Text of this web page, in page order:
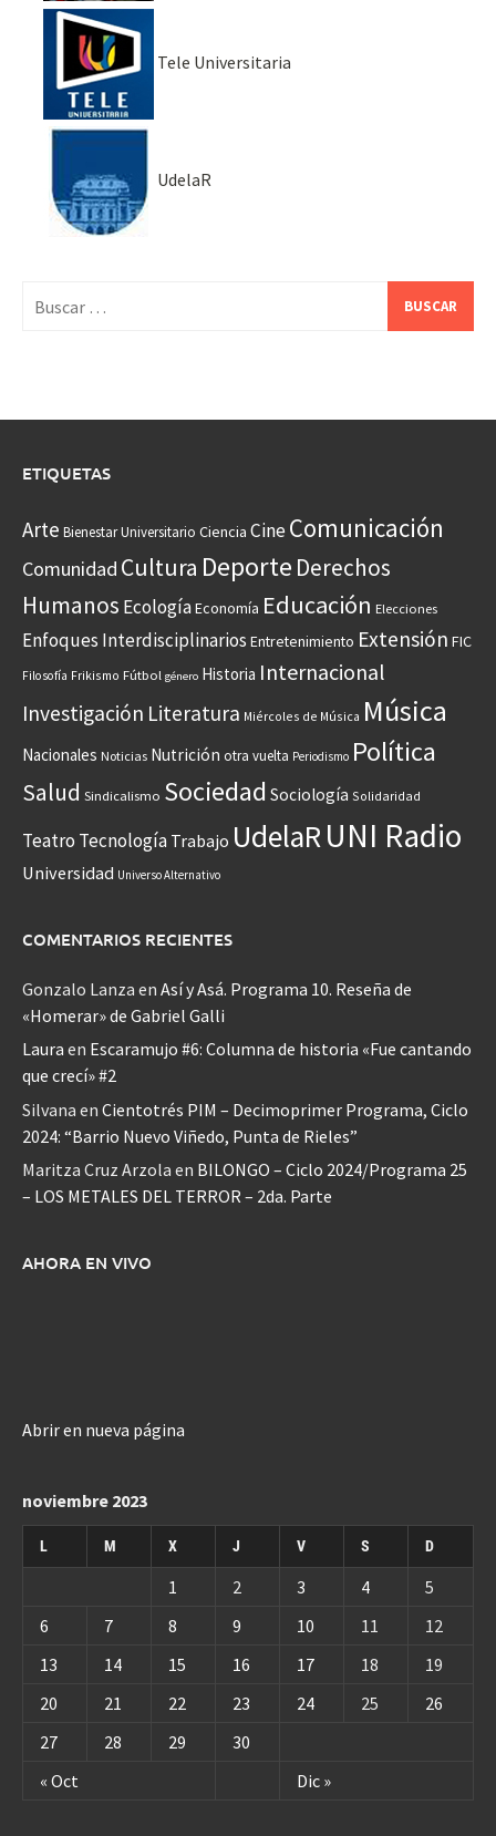
Tele Universitaria
UdelaR
ETIQUETAS
Arte Bienestar Universitario Ciencia CineComunicación
Comunidad Cultura Deporte Derechos
Humanos EcologíaEconomía Educación Elecciones
Enfoques Interdisciplinarios Entretenimiento Extensión FIC
Filosofía Frikismo Fútbol género Historia Internacional
Investigación Literatura Miércoles de Música Música
Nacionales Noticias Nutrición otra vuelta Periodismo Política
Salud Sindicalismo Sociedad Sociología Solidaridad
Teatro Tecnología Trabajo UdelaRUNI Radio
Universidad Universo Alternativo
COMENTARIOS RECIENTES
Gonzalo Lanza en Así y Asá. Programa 10. Reseña de
«Homerar» de Gabriel Galli
Laura en Escaramujo #6: Columna de historia «Fue cantando
que crecí» #2
Silvana en Cientotrés PIM – Decimoprimer Programa, Ciclo
2024: “Barrio Nuevo Viñedo, Punta de Rieles”
Maritza Cruz Arzola en BILONGO – Ciclo 2024/Programa 25
– LOS METALES DEL TERROR – 2da. Parte
AHORA EN VIVO
Abrir en nueva página
noviembre 2023
L M X J V S D
« Oct Dic »
1 2 3 4
5
6
7 8 9 10 11
12
13
14 15 16 17 18
19
20
21 22 23 24 25
26
27
28 29 30